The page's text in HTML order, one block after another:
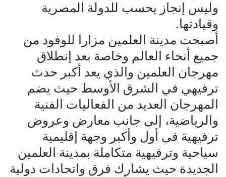
وليس إنجاز يحسب للدولة المصرية
وقيادتها.
أصبحت مدينة العلمين مزارا للوفود من
جميع أنحاء العالم وخاصة بعد إنطلاق
مهرجان العلمين والذي يعد أكبر حدث
ترفيهي في الشرق الأوسط حيث يضم
المهرجان العديد من الفعاليات الفنية
والرياضية، إلى جانب معارض وعروض
ترفيهية فى أول وأكبر وجهة إقليمية
سياحية وترفيهية متكاملة بمدينة العلمين
الجديدة حيث يشارك فرق واتحادات دولية